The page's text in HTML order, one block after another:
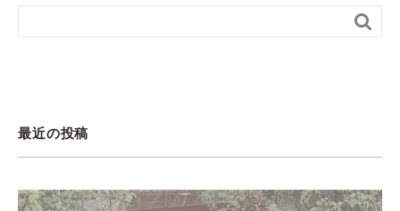

最近の投稿